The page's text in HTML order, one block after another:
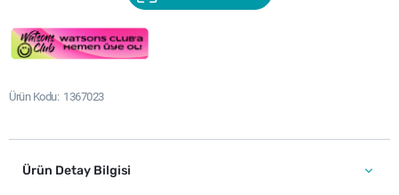
Ürün Kodu 1367023
Ürün Detay Bilgisi